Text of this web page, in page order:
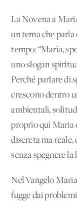
La Novena a
un tema che
tempo: “Maria,
uno slogan
Perché parlare di
crescono dentro
ambientali,
proprio qui Maria
discreta ma
senza spegnere la
Nel Vangelo
fugge dai